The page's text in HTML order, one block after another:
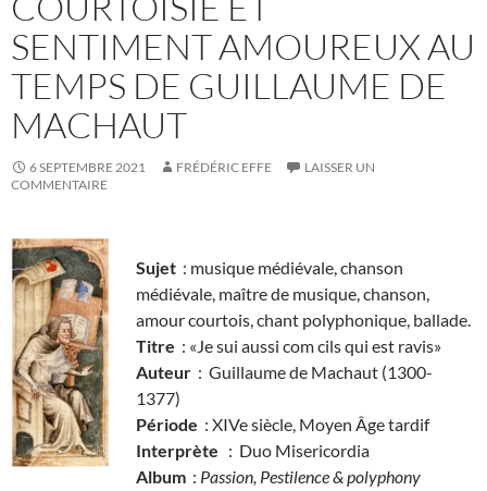
SENTIMENT AMOUREUX AU
TEMPS DE GUILLAUME DE
MACHAUT
6 SEPTEMBRE 2021 FRÉDÉRIC EFFE
LAISSER UN
COMMENTAIRE
Sujet : musique médiévale, chanson
médiévale, maître de musique, chanson,
amour courtois, chant polyphonique, ballade.
Titre : «Je sui aussi com cils qui est ravis»
Auteur : Guillaume de Machaut (1300-
1377)
Période : XIVe siècle, Moyen Âge tardif
Interprète : Duo Misericordia
Album : Passion, Pestilence & polyphony